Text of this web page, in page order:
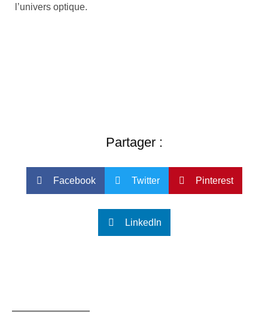
l’univers optique.
Partager :
Facebook Twitter Pinterest
LinkedIn